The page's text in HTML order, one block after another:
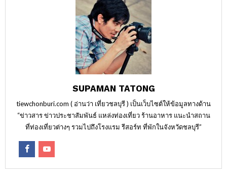
SUPAMAN TATONG
tiewchonburi.com ( อ่านว่า เที่ยวชลบุรี ) เป็นเว็บไซต์ให้ข้อมูลทางด้าน
“ข่าวสาร ข่าวประชาสัมพันธ์ แหล่งท่องเที่ยว ร้านอาหาร แนะนำสถาน
ที่ท่องเที่ยวต่างๆ รวมไปถึงโรงแรม รีสอร์ท ที่พักในจังหวัดชลบุรี”